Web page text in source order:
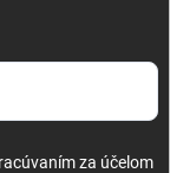
za účelom